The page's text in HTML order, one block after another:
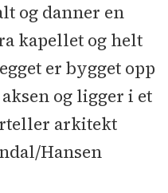
& Hultgreen -
- RIV: Ingenia
og Strand
betong:
og danner en
kapellet og helt
er bygget opp
og ligger i et
arkitekt
Hansen